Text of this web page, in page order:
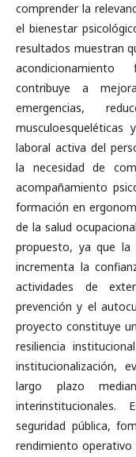
comprender la
el bienestar
resultados muestran
acondicionamiento
contribuye a
emergencias,
musculoesqueléticas
laboral activa del
la necesidad de
acompañamiento
formación en
de la salud
propuesto, ya que la
incrementa la
actividades de
prevención y el
proyecto constituye
resiliencia
institucionalización,
largo plazo
seguridad pública,
rendimiento